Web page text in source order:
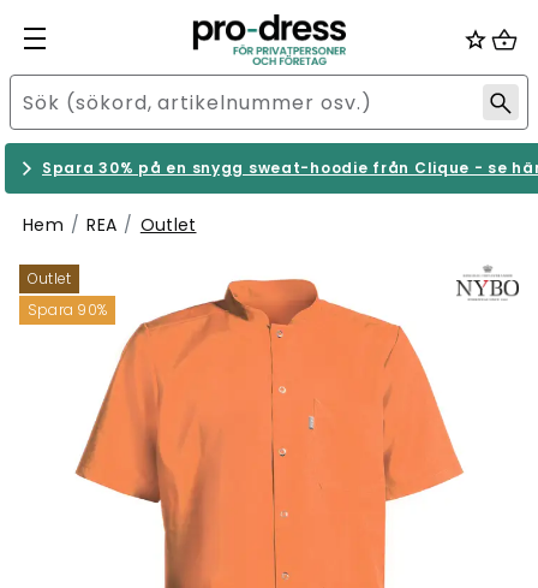
Spara 30% på en snygg sweat-hoodie från Clique - se
Hem REA Outlet
Outlet
Spara 90%